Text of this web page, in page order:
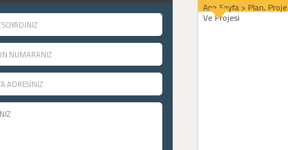
Ana Sayfa > Plan,
Ve Projesi